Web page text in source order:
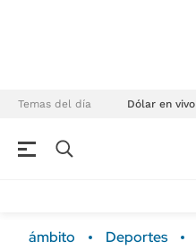
Temas del día Dólar en vivo
ámbito Deportes